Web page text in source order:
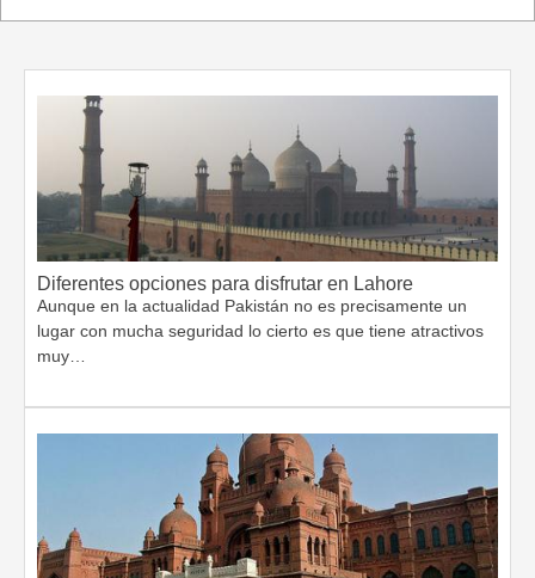
Diferentes opciones para disfrutar en Lahore
Aunque en la actualidad Pakistán no es precisamente un
lugar con mucha seguridad lo cierto es que tiene atractivos
muy…